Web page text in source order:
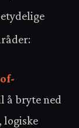
å bryte ned
logiske